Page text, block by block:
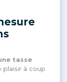
tasse
plaisir à coup